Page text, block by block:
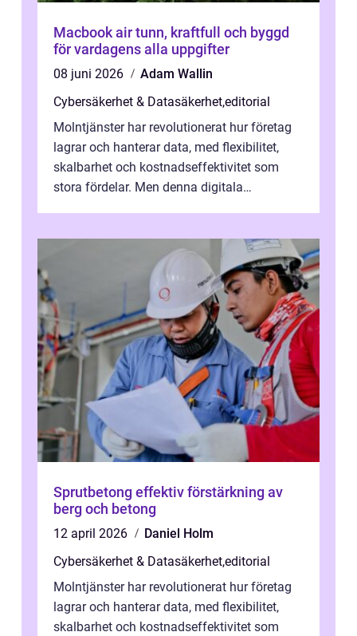
Macbook air tunn, kraftfull och byggd
för vardagens alla uppgifter
08 juni 2026
Adam Wallin
Cybersäkerhet & Datasäkerhet,editorial
Molntjänster har revolutionerat hur företag
lagrar och hanterar data, med flexibilitet,
skalbarhet och kostnadseffektivitet som
stora fördelar. Men denna digitala
Sprutbetong effektiv förstärkning av
berg och betong
12 april 2026
Daniel Holm
Cybersäkerhet & Datasäkerhet,editorial
Molntjänster har revolutionerat hur företag
lagrar och hanterar data, med flexibilitet,
skalbarhet och kostnadseffektivitet som